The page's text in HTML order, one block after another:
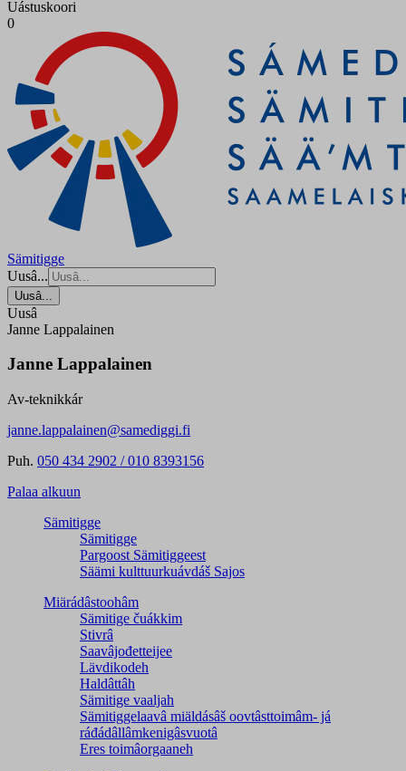
Uástuskoori
0
Sämitigge
Uusâ...
Uusâ...
Uusâ
Janne Lappalainen
Janne Lappalainen
Av-teknikkár
janne.lappalainen@samediggi.fi
Puh. 050 434 2902 / 010 8393156
Palaa alkuun
Sämitigge
Sämitigge
Pargoost Sämitiggeest
Säämi kulttuurkuávdáš Sajos
Miärádâstoohâm
Sämitige čuákkim
Stivrâ
Saavâjođetteijee
Lävdikodeh
Haldâttâh
Sämitige vaaljah
Sämitiggelaavâ miäldásâš oovtâsttoimâm- já
ráđádâllâmkenigâsvuotâ
Eres toimâorgaaneh